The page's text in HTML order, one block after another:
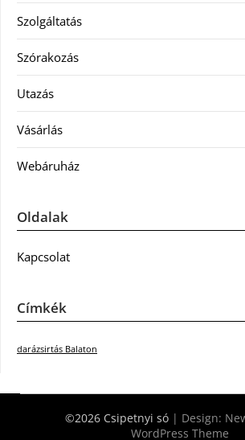
Szolgáltatás
Szórakozás
Utazás
Vásárlás
Webáruház
Oldalak
Kapcsolat
Címkék
darázsirtás Balaton
©2026 Csipetnyi só | Design:
WordPress Theme